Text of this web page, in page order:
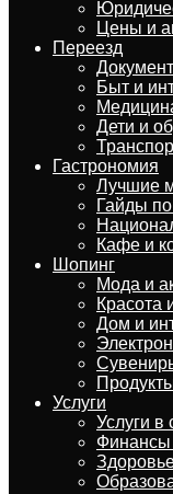
Цены и
Переезд
Быт и
Дети и
Гастрономия
Лучшие
Гайды
Кафе и
Шопинг
Мода и
Красота
Дом и
Услуги
Услуги